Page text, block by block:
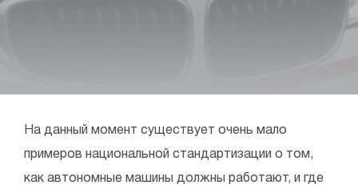
На данный момент существует очень мало
примеров национальной стандартизации о том,
как автономные машины должны работают, и где